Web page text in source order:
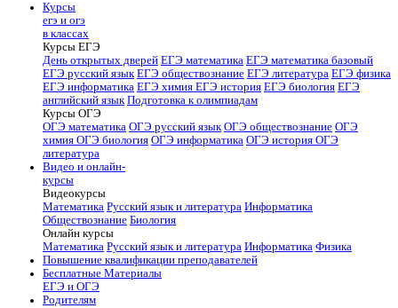
Курсы
егэ и огэ
в классах
Курсы ЕГЭ
День открытых дверей ЕГЭ математика ЕГЭ математика базовый
ЕГЭ русский язык ЕГЭ обществознание ЕГЭ литература ЕГЭ физика
ЕГЭ информатика ЕГЭ химия ЕГЭ история ЕГЭ биология ЕГЭ
английский язык Подготовка к олимпиадам
Курсы ОГЭ
ОГЭ математика ОГЭ русский язык ОГЭ обществознание ОГЭ
химия ОГЭ биология ОГЭ информатика ОГЭ история ОГЭ
литература
Видео и онлайн-
курсы
Видеокурсы
Математика Русский язык и литература Информатика
Обществознание Биология
Онлайн курсы
Математика Русский язык и литература Информатика Физика
Повышение квалификации преподавателей
Бесплатные Материалы
ЕГЭ и ОГЭ
Родителям